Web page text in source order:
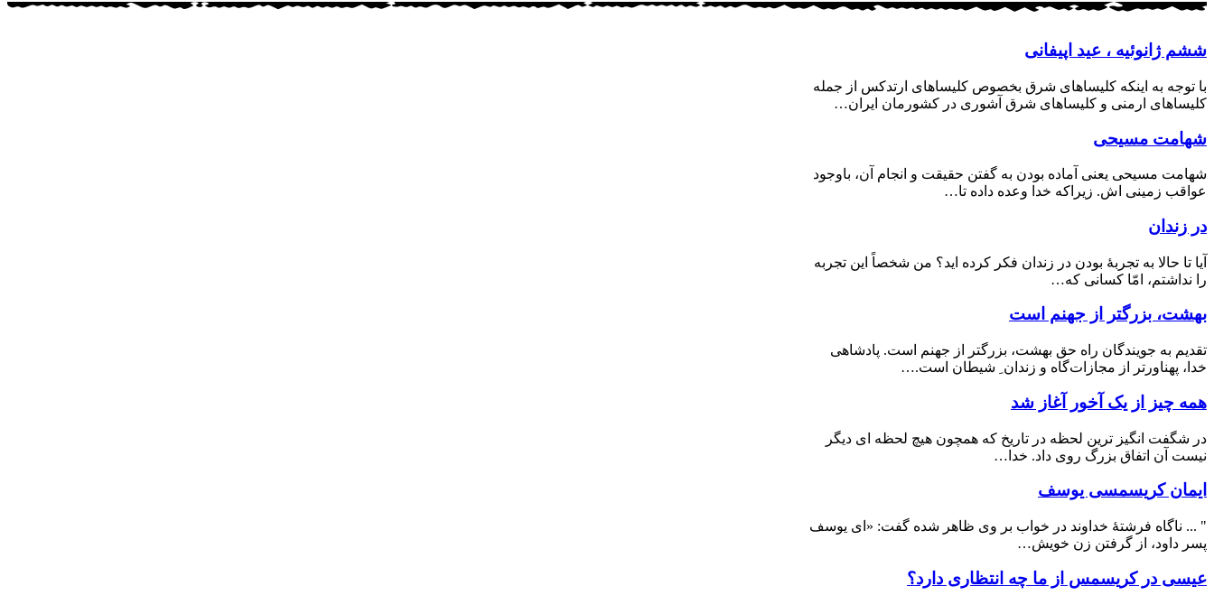
ششم ژانوئیه ، عید اپیفانی
با توجه به اینکه کلیساهای شرق بخصوص کلیساهای ارتدکس از جمله
کلیساهای ارمنی و کلیساهای شرق آشوری در کشورمان ایران…
شهامت مسیحی
شهامت مسیحی یعنی آماده بودن به گفتن حقیقت و انجام آن، باوجود
عواقب زمینی اش. زیراکه خدا وعده داده تا…
در زندان
آیا تا حالا به تجربۀ بودن در زندان فکر کرده اید؟ من شخصاً این تجربه
را نداشتم، امّا کسانی که…
بهشت، بزرگتر از جهنم است
تقدیم به جویندگان راه حق بهشت، بزرگتر از جهنم است. پادشاهی
خدا، پهناورتر از مجازات‌گاه و زندان ِ شیطان است.…
همه چیز از یک آخور آغاز شد
در شگفت انگیز ترین لحظه در تاریخ که همچون هیچ لحظه ای دیگر
نیست آن اتفاق بزرگ روی داد. خدا…
ایمان کریسمسی یوسف
" ... ناگاه فرشتۀ خداوند در خواب بر وی ظاهر شده گفت: «ای یوسف
پسر داود، از گرفتن زن خویش…
عیسی در کریسمس از ما چه انتظاری دارد؟